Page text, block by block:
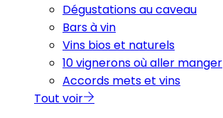
Dégustations au caveau
Bars à vin
Vins bios et naturels
10 vignerons où aller manger
Accords mets et vins
Tout voir